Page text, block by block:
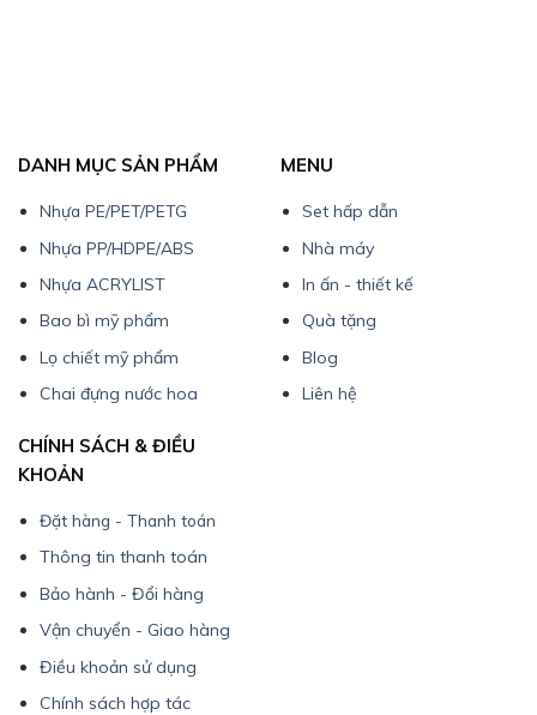
DANH MỤC SẢN PHẨM
Nhựa PE/PET/PETG
Nhựa PP/HDPE/ABS
Nhựa ACRYLIST
Bao bì mỹ phẩm
Lọ chiết mỹ phẩm
Chai đựng nước hoa
MENU
Set hấp dẫn
Nhà máy
In ấn - thiết kế
Quà tặng
Blog
Liên hệ
CHÍNH SÁCH & ĐIỀU
KHOẢN
Đặt hàng - Thanh toán
Thông tin thanh toán
Bảo hành - Đổi hàng
Vận chuyển - Giao hàng
Điều khoản sử dụng
Chính sách hợp tác